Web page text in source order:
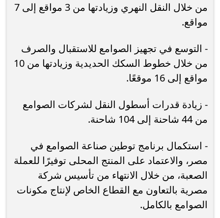
من خلال النقل النهري وزيادتها من 3 مواقع إلى 7
مواقع.
- التوسع في تجهيز الصوامع للاستقبال والصرف
من خلال خطوط السكك الحديدية وزيادتها من 10
مواقع إلى 16 موقعًا.
- زيادة قدرات أسطول النقل لشركات الصوامع
من 44 شاحنة إلى 104 شاحنة.
- استكمال برنامج توطين صناعة الصوامع في
مصر، والاعتماد على المنتج المحلى توفيرًا للعملة
الصعبة، من خلال الانتهاء من تأسيس شركة
مصرية بالتعاون مع القطاع الخاص لإنتاج مكونات
الصوامع بالكامل.